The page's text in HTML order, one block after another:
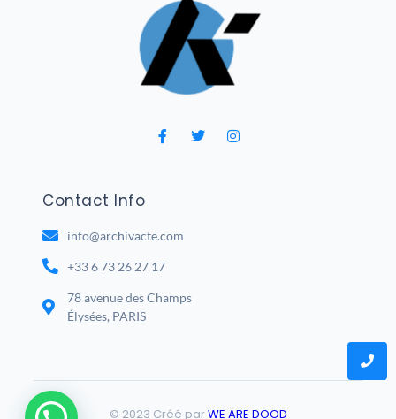
Contact Info
info@archivacte.com
+33 6 73 26 27 17
78 avenue des Champs
Élysées, PARIS
© 2023 Créé parWE ARE DOOD